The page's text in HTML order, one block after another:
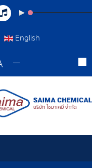
English